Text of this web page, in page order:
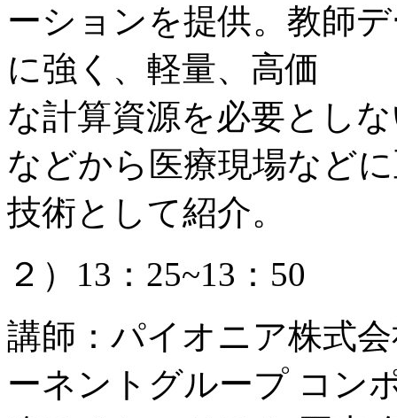
ーションを提供。教師
に強く、軽量、高価
な計算資源を必要とし
などから医療現場など
技術として紹介。
２）13：25~13：50
講師：パイオニア株式
ーネントグループ コン